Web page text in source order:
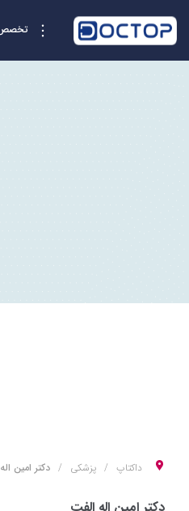
داکتاپ پزشکی دکتر امین